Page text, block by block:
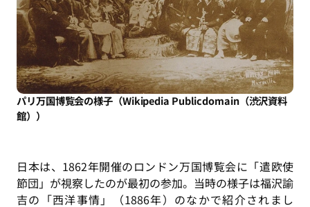
パリ万国博覧会の様子（Wikipedia Publicdomain（渋沢資料
館））
日本は、1862年開催のロンドン万国博覧会に「遣欧使
節団」が視察したのが最初の参加。当時の様子は福沢諭
吉の「西洋事情」（1886年）のなかで紹介されまし